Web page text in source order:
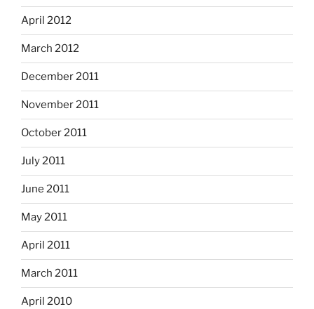
April 2012
March 2012
December 2011
November 2011
October 2011
July 2011
June 2011
May 2011
April 2011
March 2011
April 2010